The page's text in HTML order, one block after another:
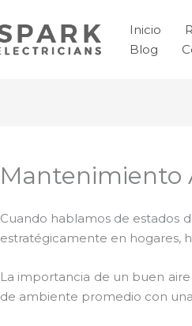
Inicio
Blog
Mantenimiento
Cuando hablamos de estados
estratégicamente en hogares,
La importancia de un buen
de ambiente promedio con